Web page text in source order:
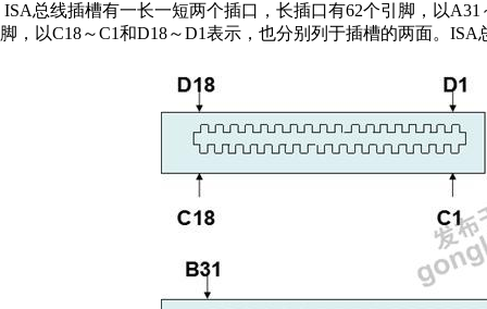
ISA总线插槽有一长一短两个插口，长插口有62个引脚，以
脚，以C18～C1和D18～D1表示，也分别列于插槽的两面。ISA